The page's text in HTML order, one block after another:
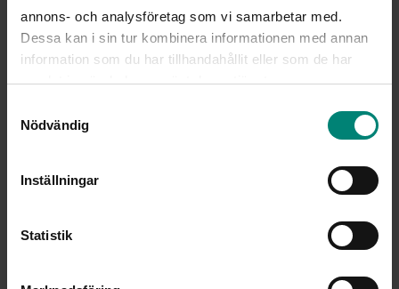
annons- och analysföretag som vi samarbetar med.
Dessa kan i sin tur kombinera informationen med annan
information som du har tillhandahållit eller som de har
samlat in när du har använt deras tjänster.
Nödvändig
Inställningar
Statistik